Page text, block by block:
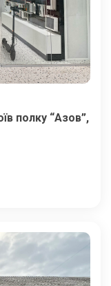
полку “Азов”,